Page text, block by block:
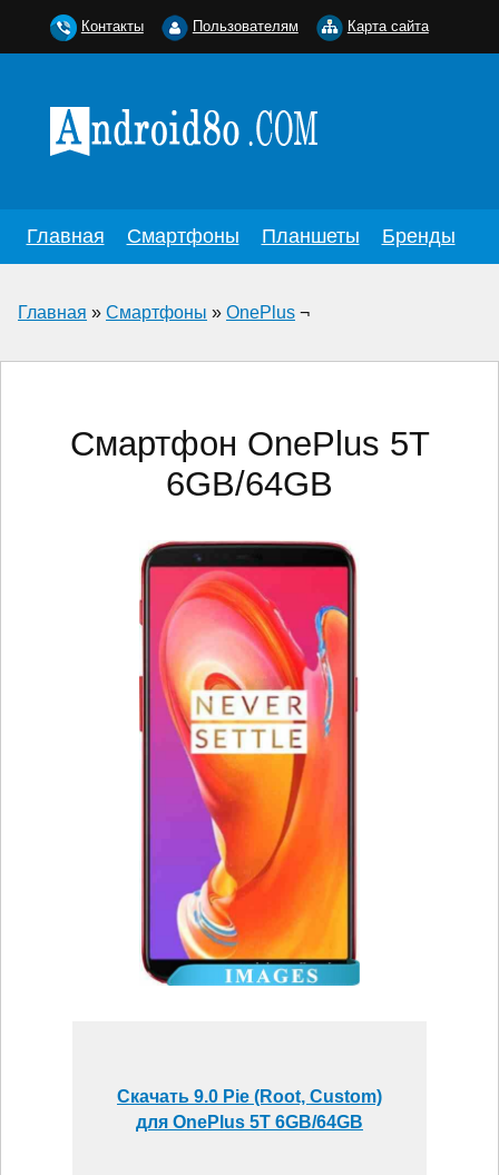
Главная Смартфоны Планшеты Бренды
Главная » Смартфоны » OnePlus ¬
Смартфон OnePlus 5T
6GB/64GB
Скачать 9.0 Pie (Root, Custom)
для OnePlus 5T 6GB/64GB
Контакты Пользователям Карта сайта